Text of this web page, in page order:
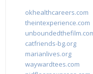
okhealthcareers.com
theintexperience.com
catfriends-bg.org
marianlives.org
waywardtees.com